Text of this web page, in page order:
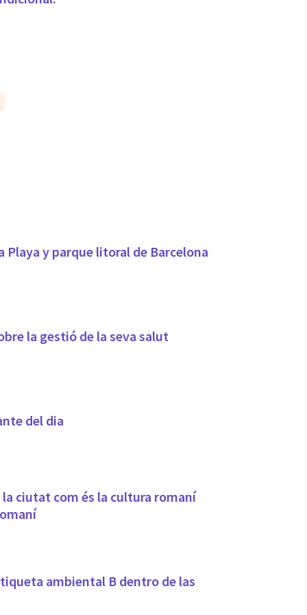
y parque litoral de Barcelona
la gestió de la seva salut
del dia
ciutat com és la cultura romaní
ambiental B dentro de las